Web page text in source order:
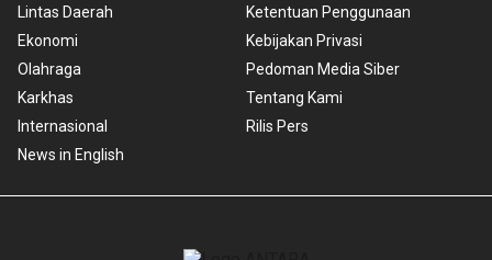
Lintas Daerah
Ekonomi
Olahraga
Karkhas
Internasional
News in English
Ketentuan Penggunaan
Kebijakan Privasi
Pedoman Media Siber
Tentang Kami
Rilis Pers